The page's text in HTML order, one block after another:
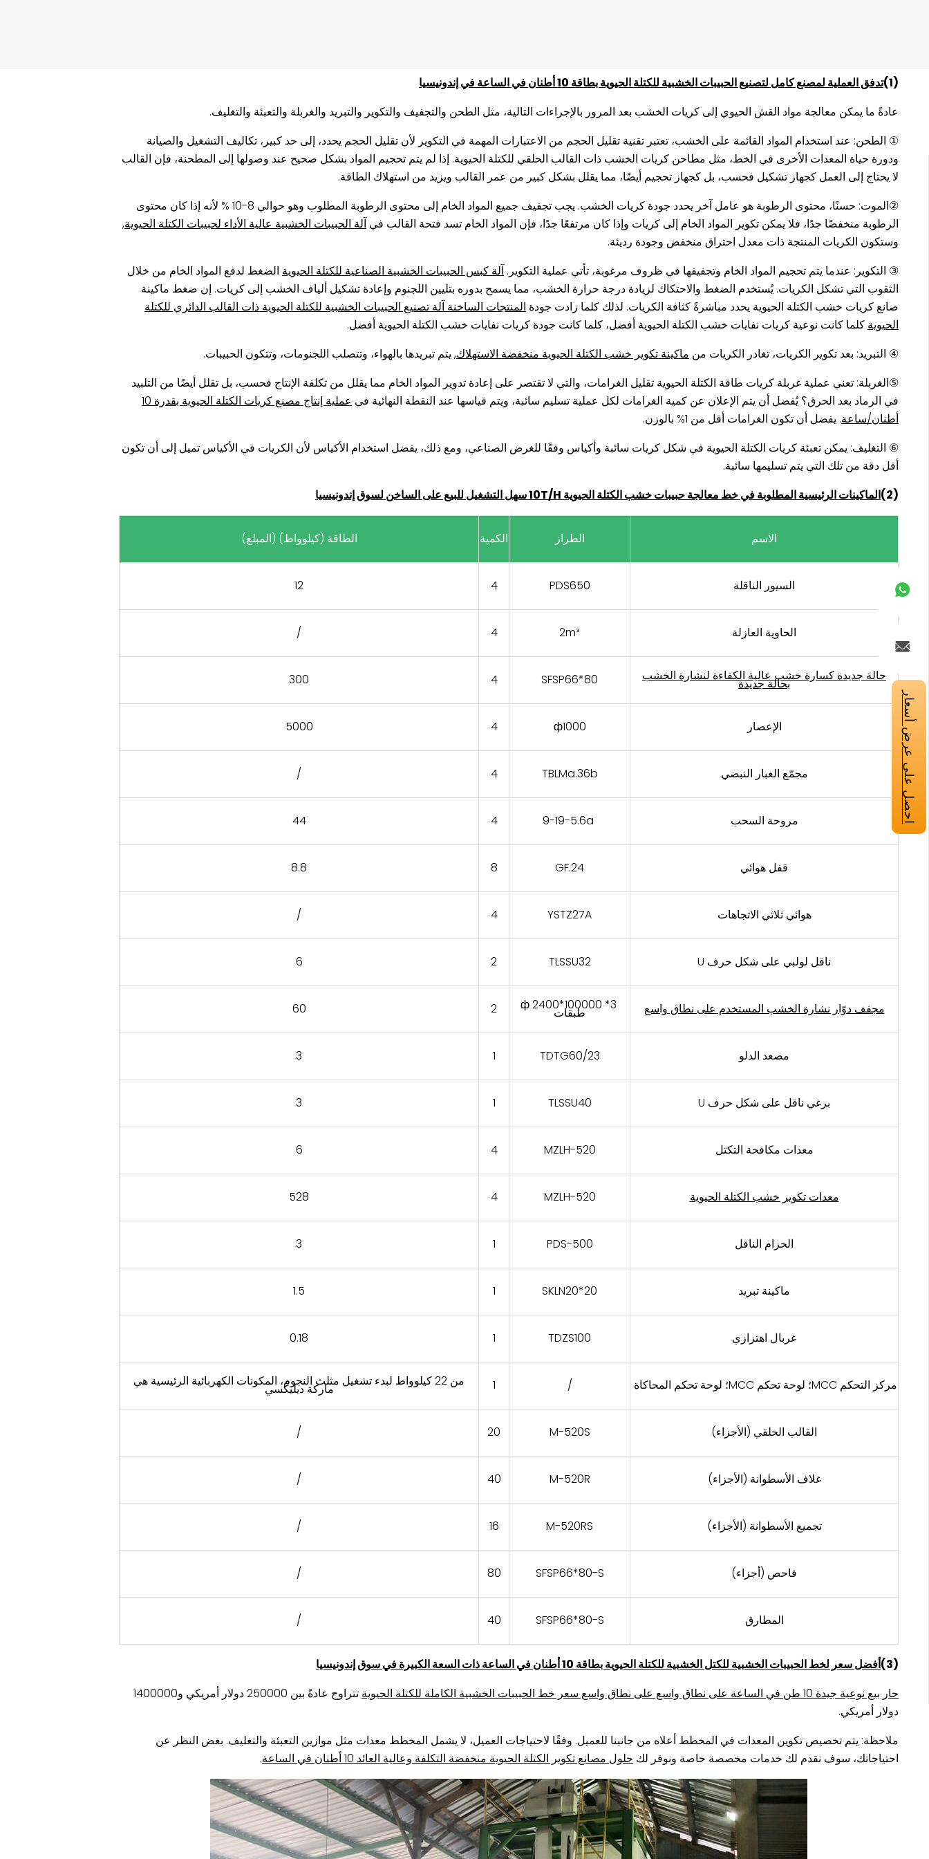
(1)
تدفق العملية لمصنع كامل لتصنيع الحبيبات الخشبية للكتلة الحيوية بطاقة 10 أطنان في الساعة في إندونيسيا
عادةً ما يمكن معالجة مواد القش الحيوي إلى كريات الخشب بعد المرور بالإجراءات التالية، مثل الطحن والتجفيف والتكوير والتبريد والغربلة والتعبئة والتغليف.
① الطحن: عند استخدام المواد القائمة على الخشب، تعتبر تقنية تقليل الحجم من الاعتبارات المهمة في التكوير لأن تقليل الحجم يحدد، إلى حد كبير، تكاليف التشغيل والصيانة
ودورة حياة المعدات الأخرى في الخط، مثل مطاحن كريات الخشب ذات القالب الحلقي للكتلة الحيوية. إذا لم يتم تحجيم المواد بشكل صحيح عند وصولها إلى المطحنة، فإن القالب
لا يحتاج إلى العمل كجهاز تشكيل فحسب، بل كجهاز تحجيم أيضًا، مما يقلل بشكل كبير من عمر القالب ويزيد من استهلاك الطاقة.
②الموت: حسنًا، محتوى الرطوبة هو عامل آخر يحدد جودة كريات الخشب. يجب تجفيف جميع المواد الخام إلى محتوى الرطوبة المطلوب وهو حوالي 8-10 % لأنه إذا كان محتوى
الرطوبة منخفضًا جدًا، فلا يمكن تكوير المواد الخام إلى كريات وإذا كان مرتفعًا جدًا، فإن المواد الخام تسد فتحة القالب في آلة الحبيبات الخشبية عالية الأداء لحبيبات الكتلة الحيوية,
وستكون الكريات المنتجة ذات معدل احتراق منخفض وجودة رديئة.
③ التكوير: عندما يتم تحجيم المواد الخام وتجفيفها في ظروف مرغوبة، تأتي عملية التكوير. آلة كبس الحبيبات الخشبية الصناعية للكتلة الحيوية الضغط لدفع المواد الخام من خلال
الثقوب التي تشكل الكريات. يُستخدم الضغط والاحتكاك لزيادة درجة حرارة الخشب، مما يسمح بدوره بتليين اللجنوم وإعادة تشكيل ألياف الخشب إلى كريات. إن ضغط ماكينة
صانع كريات خشب الكتلة الحيوية يحدد مباشرةً كثافة الكريات. لذلك كلما زادت جودة المنتجات الساخنة آلة تصنيع الحبيبات الخشبية للكتلة الحيوية ذات القالب الدائري للكتلة
الحيوية كلما كانت نوعية كريات نفايات خشب الكتلة الحيوية أفضل، كلما كانت جودة كريات نفايات خشب الكتلة الحيوية أفضل.
④ التبريد: بعد تكوير الكريات، تغادر الكريات من ماكينة تكوير خشب الكتلة الحيوية منخفضة الاستهلاك, يتم تبريدها بالهواء، وتتصلب اللجنومات، وتتكون الحبيبات.
⑤الغربلة: تعني عملية غربلة كريات طاقة الكتلة الحيوية تقليل الغرامات، والتي لا تقتصر على إعادة تدوير المواد الخام مما يقلل من تكلفة الإنتاج فحسب، بل تقلل أيضًا من التلبيد
في الرماد بعد الحرق؟ يُفضل أن يتم الإعلان عن كمية الغرامات لكل عملية تسليم سائبة، ويتم قياسها عند النقطة النهائية في
عملية إنتاج مصنع كريات الكتلة الحيوية بقدرة 10
أطنان/ساعة. يفضل أن تكون الغرامات أقل من 1% بالوزن.
⑥ التغليف: يمكن تعبئة كريات الكتلة الحيوية في شكل كريات سائبة وأكياس وفقًا للغرض الصناعي، ومع ذلك، يفضل استخدام الأكياس لأن الكريات في الأكياس تميل إلى أن تكون
أقل دقة من تلك التي يتم تسليمها سائبة.
(2)
الماكينات الرئيسية المطلوبة في خط معالجة حبيبات خشب الكتلة الحيوية 10T/H سهل التشغيل للبيع على الساخن لسوق إندونيسيا
الاسم الطراز الكمية الطاقة (كيلوواط) (المبلغ)
السيور الناقلة PDS650
4
12
الحاوية العازلة 2m³
4
/
حالة جديدة كسارة خشب عالية الكفاءة لنشارة الخشب
بحالة جديدة SFSP66*80
4
300
الإعصار ф1000
4
5000
مجمّع الغبار النبضي TBLMa.36b
4
/
مروحة السحب 4
44
قفل هوائي GF.24
8
8.8
هوائي ثلاثي الاتجاهات YSTZ27A
4
/
ناقل لولبي على شكل حرف U TLSSU32
2
6
مجفف دوّار نشارة الخشب المستخدم على نطاق واسع ф 2400*100000 *3
طبقات 2
60
مصعد الدلو TDTG60/23
1
3
برغي ناقل على شكل حرف U TLSSU40
1
3
معدات مكافحة التكتل MZLH-520
4
6
معدات تكوير خشب الكتلة الحيوية MZLH-520
4
528
الحزام الناقل PDS-500
1
3
ماكينة تبريد SKLN20*20
1
1.5
غربال اهتزازي TDZS100
1
0.18
مركز التحكم MCC؛ لوحة تحكم MCC؛ لوحة تحكم المحاكاة /
1 من 22 كيلوواط لبدء تشغيل مثلث النجوم، المكونات الكهربائية الرئيسية هي
ماركة ديليكسي
القالب الحلقي (الأجزاء) M-520S
20
/
غلاف الأسطوانة (الأجزاء) M-520R
40
/
تجميع الأسطوانة (الأجزاء) M-520RS
16
/
فاحص (أجزاء) SFSP66*80-S
80
/
المطارق SFSP66*80-S
40
/
(3)
أفضل سعر لخط الحبيبات الخشبية للكتل الخشبية للكتلة الحيوية بطاقة 10 أطنان في الساعة ذات السعة الكبيرة في سوق إندونيسيا
حار بيع نوعية جيدة 10 طن في الساعة على نطاق واسع على نطاق واسع سعر خط الحبيبات الخشبية الكاملة للكتلة الحيوية
تتراوح عادةً بين 250000 دولار أمريكي و1400000
دولار أمريكي.
ملاحظة: يتم تخصيص تكوين المعدات في المخطط أعلاه من جانبنا للعميل. وفقًا لاحتياجات العميل، لا يشمل المخطط معدات مثل موازين التعبئة والتغليف. بغض النظر عن
احتياجاتك، سوف نقدم لك خدمات مخصصة خاصة ونوفر لك حلول مصانع تكوير الكتلة الحيوية منخفضة التكلفة وعالية العائد 10 أطنان في الساعة .
احصل على عرض أسعار